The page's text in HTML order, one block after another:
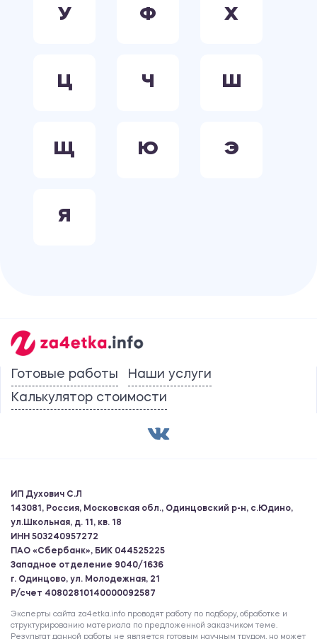
У Ф Х
Ц Ч Ш
Щ Ю Э
Я
Готовые работы
Наши услуги
Калькулятор стоимости
ИП Духович С.Л
143081, Россия, Московская обл., Одинцовский р-н, с.Юдино,
ул.Школьная, д. 11, кв. 18
ИНН 503240957272
ПАО «Сбербанк», БИК 044525225
Западное отделение 9040/1636
г. Одинцово, ул. Молодежная, 21
Р/счет 40802810140000092587
Эксперты сайта za4etka.info проводят работу по подбору, обработке и
структурированию материала по предложенной заказчиком теме.
Результат данной работы не является готовым научным трудом, но может